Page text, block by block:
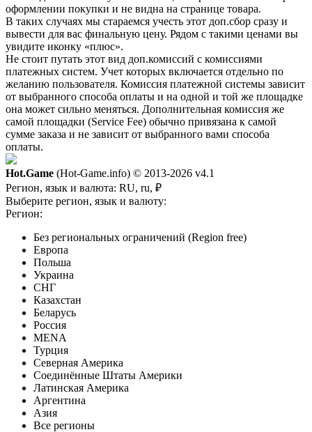
оформлении покупки и не видна на странице товара.
В таких случаях мы стараемся учесть этот доп.сбор сразу и
вывести для вас финальную цену. Рядом с такими ценами вы
увидите иконку «плюс».
Не стоит путать этот вид доп.комиссий с комиссиями
платежных систем. Учет которых включается отдельно по
желанию пользователя. Комиссия платежной системы зависит
от выбранного способа оплаты и на одной и той же площадке
она может сильно меняться. Дополнительная комиссия же
самой площадки (Service Fee) обычно привязана к самой
сумме заказа и не зависит от выбранного вами способа
оплаты.
Hot.Game (Hot-Game.info) © 2013-2026 v4.1
Регион, язык и валюта: RU, ru, ₽
Выберите регион, язык и валюту:
Регион:
Без региональных ограничений (Region free)
Европа
Польша
Украина
СНГ
Казахстан
Беларусь
Россия
MENA
Турция
Северная Америка
Соединённые Штаты Америки
Латинская Америка
Аргентина
Азия
Все регионы